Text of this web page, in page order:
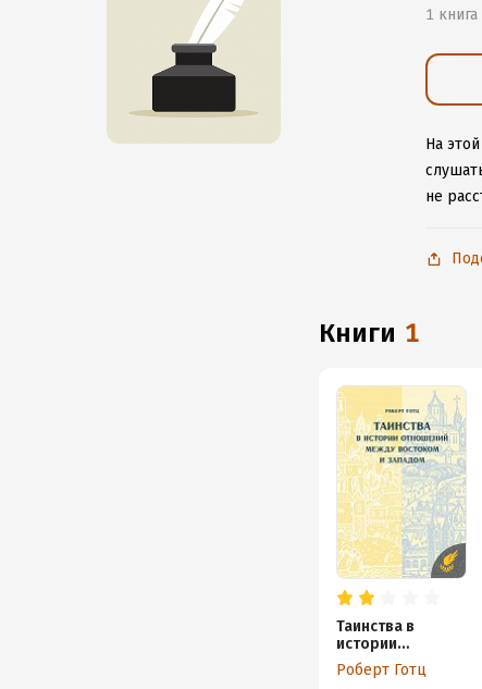
1 книга
На
не
книги 1
Таинства в
истории
отношений
между Востоком
Роберт Готц